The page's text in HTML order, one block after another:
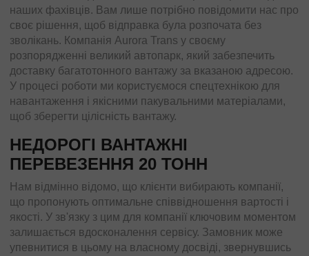
наших фахівців. Вам лише потрібно повідомити нас про
своє рішення, щоб відправка була розпочата без
зволікань. Компанія Aurora Trans у своєму
розпорядженні великий автопарк, який забезпечить
доставку багатотонного вантажу за вказаною адресою.
У процесі роботи ми користуємося спецтехнікою для
навантаження і якісними пакувальними матеріалами,
щоб зберегти цілісність вантажу.
НЕДОРОГІ ВАНТАЖНІ
ПЕРЕВЕЗЕННЯ 20 ТОНН
Нам відмінно відомо, що клієнти вибирають компанії,
що пропонують оптимальне співвідношення вартості і
якості. У зв'язку з цим для компанії ключовим моментом
залишається вдосконалення сервісу. Замовник може
упевнитися в цьому на власному досвіді, звернувшись